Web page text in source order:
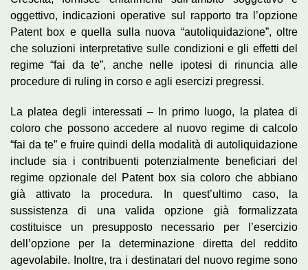
oggettivo, indicazioni operative sul rapporto tra l’opzione
Patent box e quella sulla nuova “autoliquidazione”, oltre
che soluzioni interpretative sulle condizioni e gli effetti del
regime “fai da te”, anche nelle ipotesi di rinuncia alle
procedure di ruling in corso e agli esercizi pregressi.
La platea degli interessati – In primo luogo, la platea di
coloro che possono accedere al nuovo regime di calcolo
“fai da te” e fruire quindi della modalità di autoliquidazione
include sia i contribuenti potenzialmente beneficiari del
regime opzionale del Patent box sia coloro che abbiano
già attivato la procedura. In quest’ultimo caso, la
sussistenza di una valida opzione già formalizzata
costituisce un presupposto necessario per l’esercizio
dell’opzione per la determinazione diretta del reddito
agevolabile. Inoltre, tra i destinatari del nuovo regime sono